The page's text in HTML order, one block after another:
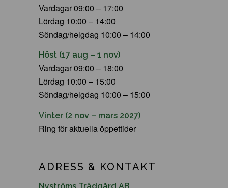
Vardagar 09:00 – 17:00
Lördag 10:00 – 14:00
Söndag/helgdag 10:00 – 14:00
Höst (17 aug – 1 nov)
Vardagar 09:00 – 18:00
Lördag 10:00 – 15:00
Söndag/helgdag 10:00 – 15:00
Vinter (2 nov – mars 2027)
Ring för aktuella öppettider
ADRESS & KONTAKT